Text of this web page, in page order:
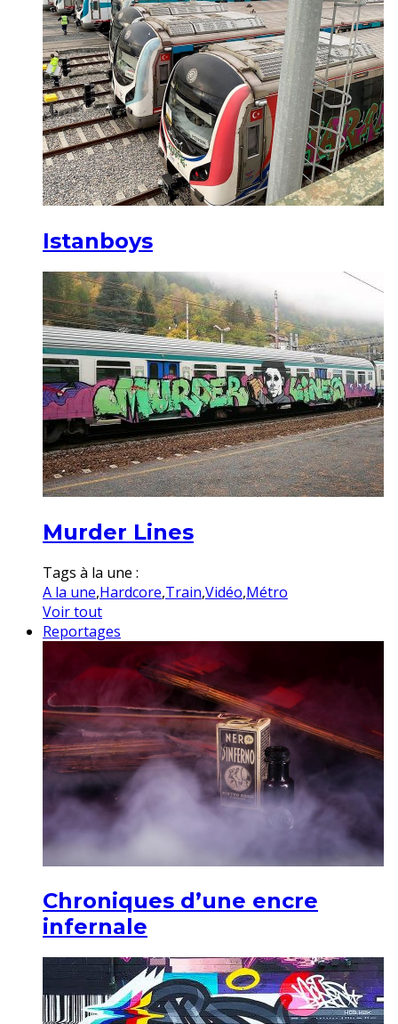
Istanboys
Murder Lines
Tags à la une :
A la une,Hardcore,Train,Vidéo,Métro
Voir tout
Reportages
Chroniques d’une encre
infernale